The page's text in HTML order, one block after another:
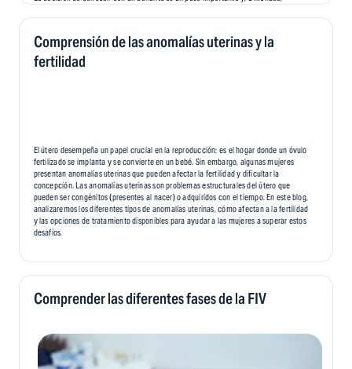
y la oportunidad de crear una familia, también conlleva desafíos emocionales
este blog, exploraremos el panorama emocional de la concepción de un donante,
ayudando a las personas y a las parejas a recorrer este camino con mayor
comprensión y compasión.
Comprensión de las anomalías uterinas y la
fertilidad
El útero desempeña un papel crucial en la reproducción: es el hogar donde un óvulo
fertilizado se implanta y se convierte en un bebé. Sin embargo, algunas mujeres
presentan anomalías uterinas que pueden afectar la fertilidad y dificultar la
concepción. Las anomalías uterinas son problemas estructurales del útero que
pueden ser congénitos (presentes al nacer) o adquiridos con el tiempo. En este blog,
analizaremos los diferentes tipos de anomalías uterinas, cómo afectan a la fertilidad
y las opciones de tratamiento disponibles para ayudar a las mujeres a superar estos
desafíos.
Comprender las diferentes fases de la FIV